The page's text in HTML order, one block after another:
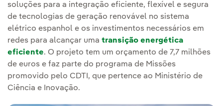
soluções para a integração eficiente, flexível e segura
de tecnologias de geração renovável no sistema
elétrico espanhol e os investimentos necessários em
redes para alcançar uma transição energética
eficiente. O projeto tem um orçamento de 7,7 milhões
de euros e faz parte do programa de Missões
promovido pelo CDTI, que pertence ao Ministério de
Ciência e Inovação.